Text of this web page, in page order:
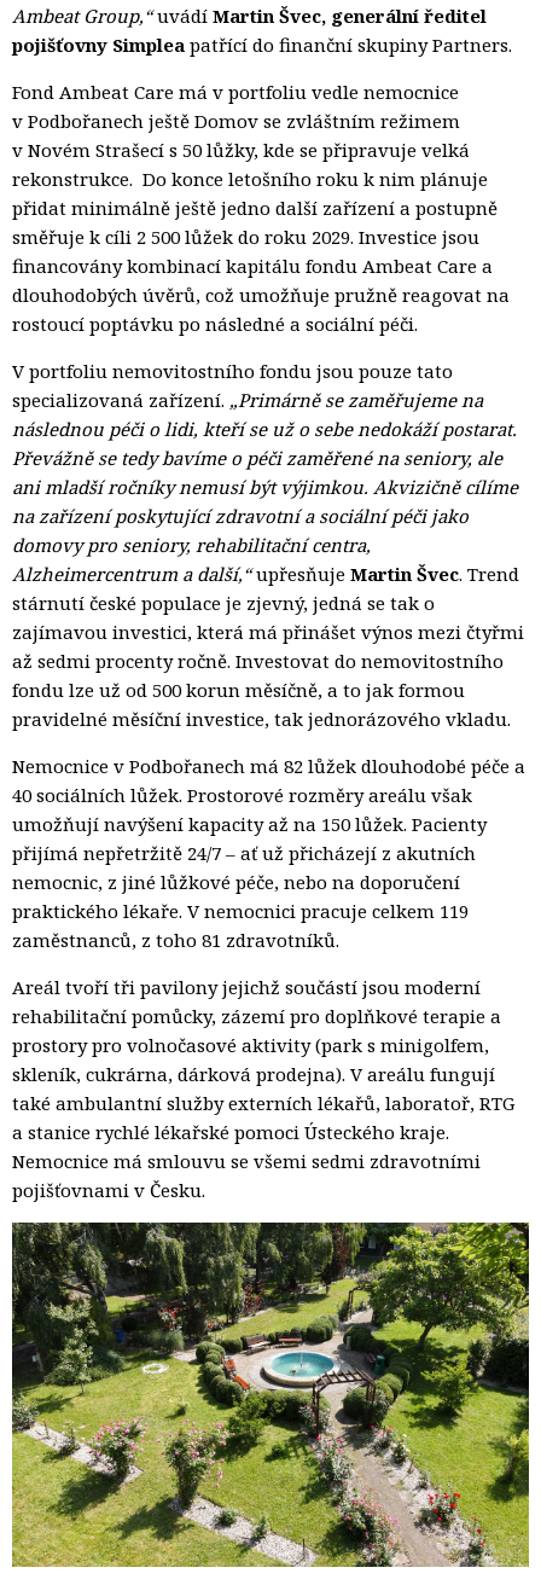
Ambeat Group,“uvádí Martin Švec, generální ředitel
pojišťovny Simplea patřící do finanční skupiny Partners.
Fond Ambeat Care má v portfoliu vedle nemocnice
v Podbořanech ještě Domov se zvláštním režimem
v Novém Strašecí s 50 lůžky, kde se připravuje velká
rekonstrukce. Do konce letošního roku k nim plánuje
přidat minimálně ještě jedno další zařízení a postupně
směřuje k cíli 2 500 lůžek do roku 2029. Investice jsou
financovány kombinací kapitálu fondu Ambeat Care a
dlouhodobých úvěrů, což umožňuje pružně reagovat na
rostoucí poptávku po následné a sociální péči.
V portfoliu nemovitostního fondu jsou pouze tato
specializovaná zařízení. „Primárně se zaměřujeme na
následnou péči o lidi, kteří se už o sebe nedokáží postarat.
Převážně se tedy bavíme o péči zaměřené na seniory, ale
ani mladší ročníky nemusí být výjimkou. Akvizičně cílíme
na zařízení poskytující zdravotní a sociální péči jako
domovy pro seniory, rehabilitační centra,
Alzheimercentrum a další,“upřesňuje Martin Švec. Trend
stárnutí české populace je zjevný, jedná se tak o
zajímavou investici, která má přinášet výnos mezi čtyřmi
až sedmi procenty ročně. Investovat do nemovitostního
fondu lze už od 500 korun měsíčně, a to jak formou
pravidelné měsíční investice, tak jednorázového vkladu.
Nemocnice v Podbořanech má 82 lůžek dlouhodobé péče a
40 sociálních lůžek. Prostorové rozměry areálu však
umožňují navýšení kapacity až na 150 lůžek. Pacienty
přijímá nepřetržitě 24/7 – ať už přicházejí z akutních
nemocnic, z jiné lůžkové péče, nebo na doporučení
praktického lékaře. V nemocnici pracuje celkem 119
zaměstnanců, z toho 81 zdravotníků.
Areál tvoří tři pavilony jejichž součástí jsou moderní
rehabilitační pomůcky, zázemí pro doplňkové terapie a
prostory pro volnočasové aktivity (park s minigolfem,
skleník, cukrárna, dárková prodejna). V areálu fungují
také ambulantní služby externích lékařů, laboratoř, RTG
a stanice rychlé lékařské pomoci Ústeckého kraje.
Nemocnice má smlouvu se všemi sedmi zdravotními
pojišťovnami v Česku.